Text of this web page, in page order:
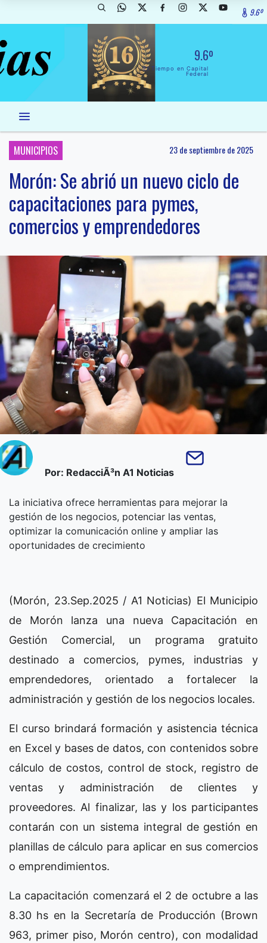
9.6º
9.6º
El Tiempo en Capital
Federal
MUNICIPIOS 23 de septiembre de 2025
Morón: Se abrió un nuevo ciclo de
capacitaciones para pymes,
comercios y emprendedores
Por: RedacciÃ³n A1 Noticias
La iniciativa ofrece herramientas para mejorar la
gestión de los negocios, potenciar las ventas,
optimizar la comunicación online y ampliar las
oportunidades de crecimiento
(Morón, 23.Sep.2025 / A1 Noticias) El Municipio
de Morón lanza una nueva Capacitación en
Gestión Comercial, un programa gratuito
destinado a comercios, pymes, industrias y
emprendedores, orientado a fortalecer la
administración y gestión de los negocios locales.
El curso brindará formación y asistencia técnica
en Excel y bases de datos, con contenidos sobre
cálculo de costos, control de stock, registro de
ventas y administración de clientes y
proveedores. Al finalizar, las y los participantes
contarán con un sistema integral de gestión en
planillas de cálculo para aplicar en sus comercios
o emprendimientos.
La capacitación comenzará el 2 de octubre a las
8.30 hs en la Secretaría de Producción (Brown
963, primer piso, Morón centro), con modalidad